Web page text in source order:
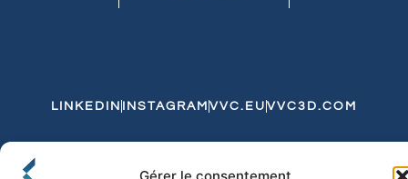
LINKEDIN INSTAGRAM VVC.EU VVC3D.COM